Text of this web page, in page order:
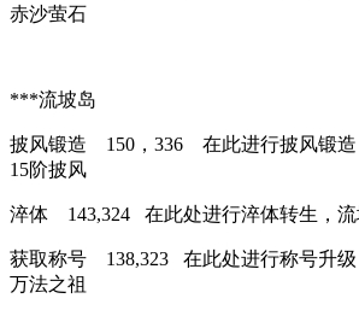
赤沙萤石
***流坡岛
披风锻造 150，336 在此进行披风锻造
15阶披风
淬体 143,324 在此处进行淬体转生，流
获取称号 138,323 在此处进行称号升级
万法之祖